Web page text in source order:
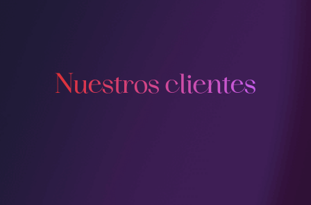
Nuestros clientes